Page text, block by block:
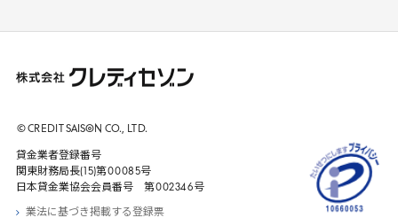
© CREDITSAISON CO., LTD.
貸金業者登録番号
関東財務局長(15)第 00085号
日本貸金業協会会員番号 第002346号
業法に基づき掲載する登録票